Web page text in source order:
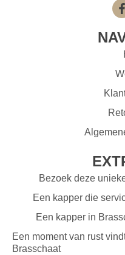
Bezoek deze
Een kapper die
Een kapper in
Een moment van rust
Brasschaat